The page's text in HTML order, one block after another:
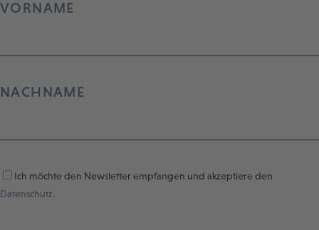
VORNAME
NACHNAME
Ich möchte den Newsletter empfangen und akzeptiere den
Datenschutz.